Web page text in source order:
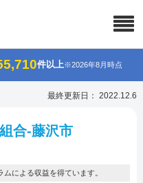
件以上※2026年8月時点
最終更新日： 2022.12.6
合-藤沢市
による収益を得ています。